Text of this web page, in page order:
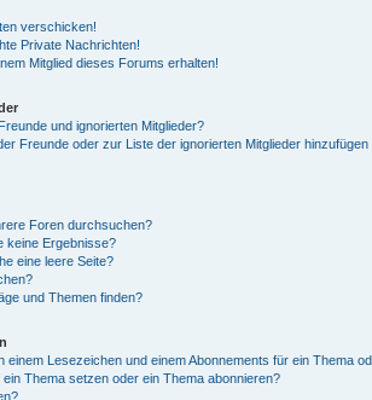
verschicken!
Private Nachrichten!
Mitglied dieses Forums erhalten!
und ignorierten Mitglieder?
Freunde oder zur Liste der ignorierten Mitglieder hinzufügen
Foren durchsuchen?
keine Ergebnisse?
eine leere Seite?
und Themen finden?
Lesezeichen und einem Abonnements für ein Thema
Thema setzen oder ein Thema abonnieren?